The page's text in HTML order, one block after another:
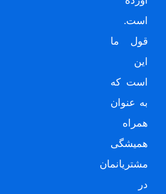
است.
قول ما
این
است که
به عنوان
همراه
همیشگی
مشتریانمان
در